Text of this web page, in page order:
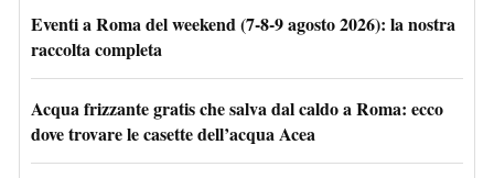
Eventi a Roma del weekend (7-8-9 agosto 2026): la nostra
raccolta completa
Acqua frizzante gratis che salva dal caldo a Roma: ecco
dove trovare le casette dell’acqua Acea